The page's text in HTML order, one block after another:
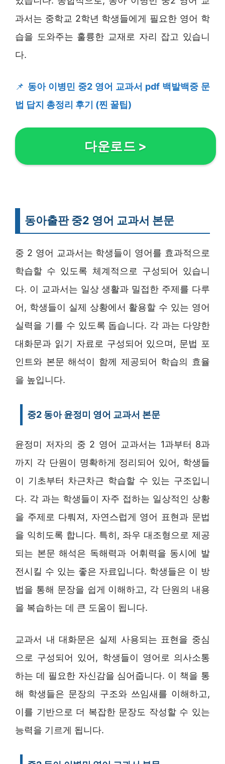
과서는 중학교 2학년 학생들에게 필요한 영어 학
습을 도와주는 훌륭한 교재로 자리 잡고 있습니
다.
📌 동아 이병민 중2 영어 교과서 pdf 백발백중 문
법 답지 총정리 후기 (찐 꿀팁)
다운로드 >
동아출판 중2 영어 교과서 본문
중 2 영어 교과서는 학생들이 영어를 효과적으로
학습할 수 있도록 체계적으로 구성되어 있습니
다. 이 교과서는 일상 생활과 밀접한 주제를 다루
어, 학생들이 실제 상황에서 활용할 수 있는 영어
실력을 기를 수 있도록 돕습니다. 각 과는 다양한
대화문과 읽기 자료로 구성되어 있으며, 문법 포
인트와 본문 해석이 함께 제공되어 학습의 효율
을 높입니다.
중2 동아 윤정미 영어 교과서 본문
윤정미 저자의 중 2 영어 교과서는 1과부터 8과
까지 각 단원이 명확하게 정리되어 있어, 학생들
이 기초부터 차근차근 학습할 수 있는 구조입니
다. 각 과는 학생들이 자주 접하는 일상적인 상황
을 주제로 다뤄져, 자연스럽게 영어 표현과 문법
을 익히도록 합니다. 특히, 좌우 대조형으로 제공
되는 본문 해석은 독해력과 어휘력을 동시에 발
전시킬 수 있는 좋은 자료입니다. 학생들은 이 방
법을 통해 문장을 쉽게 이해하고, 각 단원의 내용
을 복습하는 데 큰 도움이 됩니다.
교과서 내 대화문은 실제 사용되는 표현을 중심
으로 구성되어 있어, 학생들이 영어로 의사소통
하는 데 필요한 자신감을 심어줍니다. 이 책을 통
해 학생들은 문장의 구조와 쓰임새를 이해하고,
이를 기반으로 더 복잡한 문장도 작성할 수 있는
능력을 기르게 됩니다.